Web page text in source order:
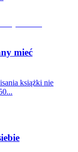
mieć
książki nie